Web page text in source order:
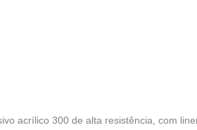
acrílico 300 de alta resistência, com